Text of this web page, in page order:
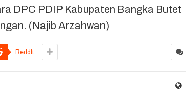
DPC PDIP Kabupaten Bangka Butet
(Najib Arzahwan)
ReddIt